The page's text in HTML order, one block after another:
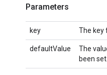
Parameters
key The key
defaultValue
The
been set.